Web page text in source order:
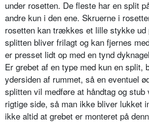
under rosetten. De fleste har en split
andre kun i den ene. Skruerne i
rosetten kan trækkes et lille stykke ud
splitten bliver frilagt og kan fjernes
er presset lidt op med en tynd
Er grebet af en type med kun en split,
ydersiden af rummet, så en eventuel
splitten vil medføre at håndtag og stub
rigtige side, så man ikke bliver lukket
ikke altid at grebet er monteret på